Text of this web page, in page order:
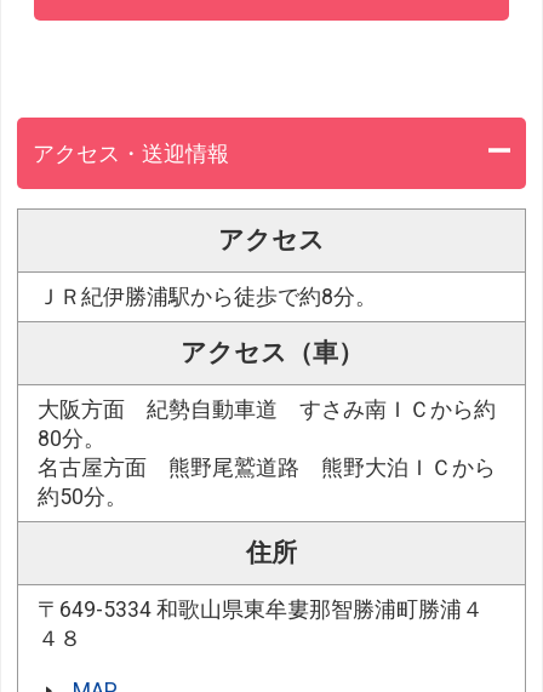
アクセス・送迎情報
アクセス
ＪＲ紀伊勝浦駅から徒歩で約8分。
アクセス（車）
大阪方面 紀勢自動車道 すさみ南ＩＣから約
80分。
名古屋方面 熊野尾鷲道路 熊野大泊ＩＣから
約50分。
住所
〒649-5334 和歌山県東牟婁那智勝浦町勝浦４
４８